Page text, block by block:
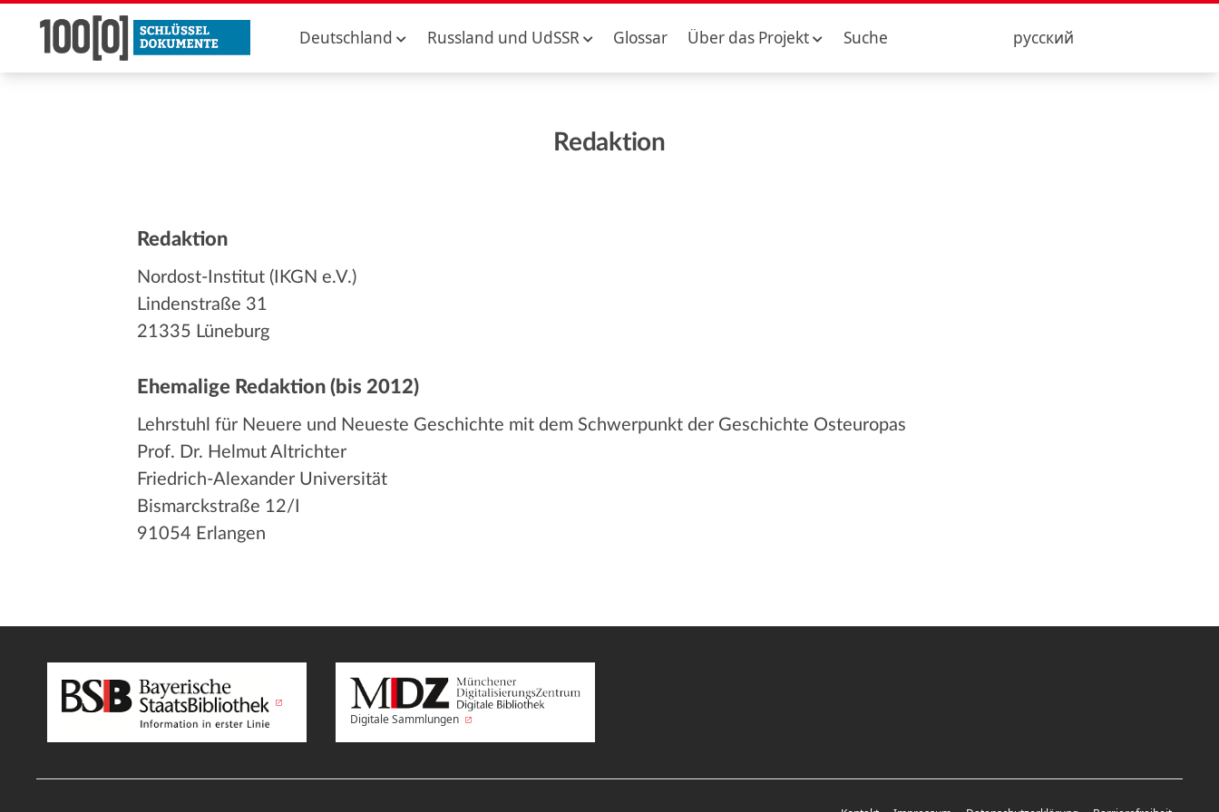
Deutschland Russland und UdSSR Glossar Über das Projekt Suche русский
Redaktion
Redaktion
Nordost-Institut (IKGN e.V.)
Lindenstraße 31
21335 Lüneburg
Ehemalige Redaktion (bis 2012)
Lehrstuhl für Neuere und Neueste Geschichte mit dem Schwerpunkt der Geschichte Osteuropas
Prof. Dr. Helmut Altrichter
Friedrich-Alexander Universität
Bismarckstraße 12/I
91054 Erlangen
Digitale Sammlungen